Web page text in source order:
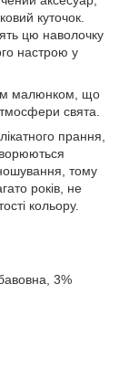
куточок.
цю наволочку
настрою у
малюнком, що
свята.
прання,
тому
років, не
кольору.
3%